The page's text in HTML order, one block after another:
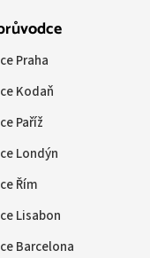
Praha
Kodaň
Paříž
Londýn
Řím
Lisabon
Barcelona